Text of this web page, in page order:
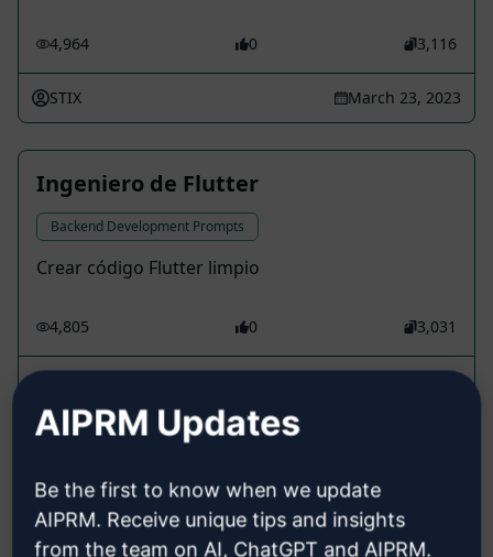
4,964 0 3,116
STIX March 23, 2023
Ingeniero de Flutter
Backend Development Prompts
Crear código Flutter limpio
4,805 0 3,031
Text Editor Prompts
Enfocado en desarrollo móvil, incluyendo iOS y
AIPRM Updates
Be the first to know when we update
AIPRM. Receive unique tips and insights
from the team on AI, ChatGPT and AIPRM.